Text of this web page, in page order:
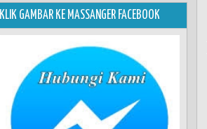
KLIK GAMBAR KE MASSANGER FACEBOOK